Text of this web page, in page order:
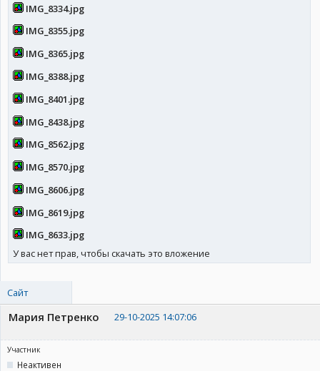
IMG_8334.jpg
IMG_8355.jpg
IMG_8365.jpg
IMG_8388.jpg
IMG_8401.jpg
IMG_8438.jpg
IMG_8562.jpg
IMG_8570.jpg
IMG_8606.jpg
IMG_8619.jpg
IMG_8633.jpg
У вас нет прав, чтобы скачать это вложение
Сайт
Мария Петренко 29-10-2025 14:07:06
Участник
Неактивен